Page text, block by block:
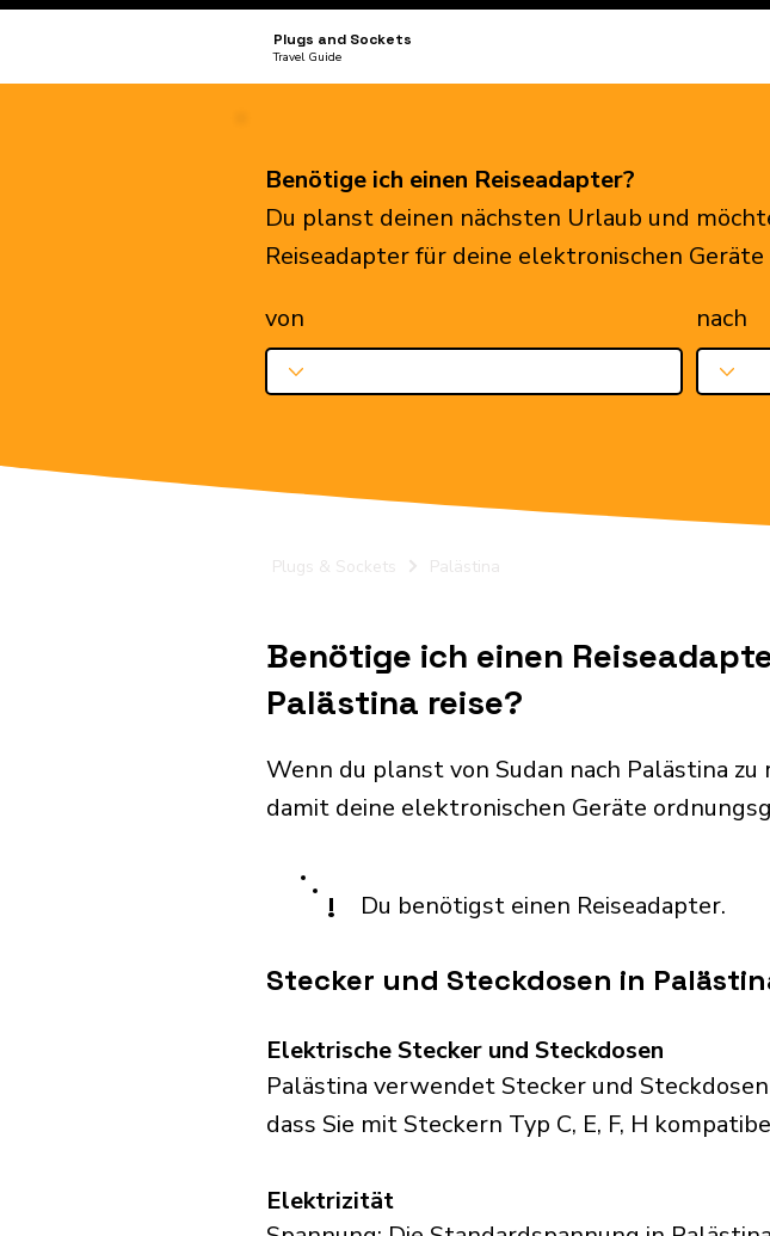
Plugs and Sockets
Travel Guide
Benötige ich einen Reiseadapter?
Du planst deinen nächsten Urlaub und
Reiseadapter für deine elektronischen
von
nach
Plugs & Sockets Palästina
Benötige ich einen
Palästina reise?
Wenn du planst von Sudan nach Palästina
damit deine elektronischen Geräte
! Du benötigst einen Reiseadapter.
Stecker und Steckdosen in
Elektrische Stecker und Steckdosen
Palästina verwendet Stecker und
dass Sie mit Steckern Typ C, E, F, H
Elektrizität